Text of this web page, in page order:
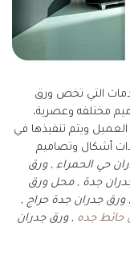
التي تخص ورق
مختلفه وعصرية،
ويتم تنفيذها في
أشكال وتصاميم
حي الحمراء , ورق
ورق جدران جدة , محل ورق
ورق جدران جدة حراج ,
حائط جده , ورق جدران